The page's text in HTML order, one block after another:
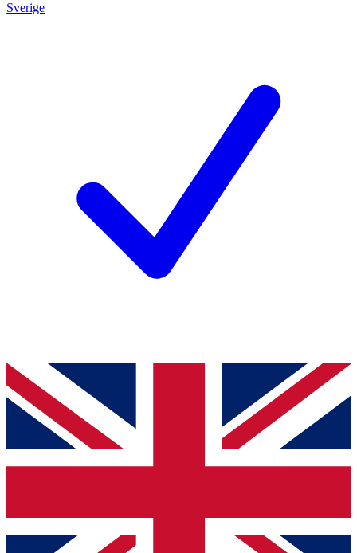
Sverige